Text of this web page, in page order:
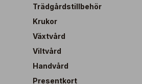
Trädgårdstillbehör
Krukor
Växtvård
Viltvård
Handvård
Presentkort